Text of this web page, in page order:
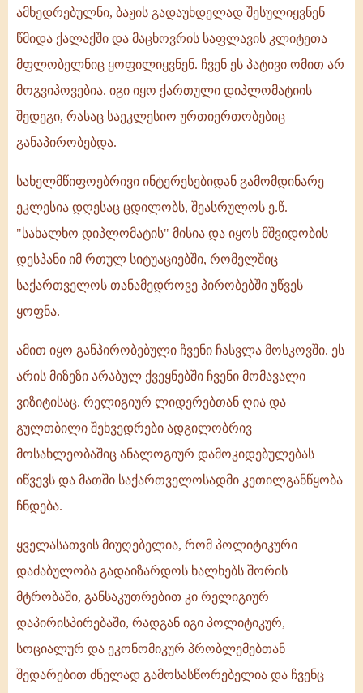
ამხედრებულნი, ბაჟის გადაუხდელად შესულიყვნენ
წმიდა ქალაქში და მაცხოვრის საფლავის კლიტეთა
მფლობელნიც ყოფილიყვნენ. ჩვენ ეს პატივი ომით არ
მოგვიპოვებია. იგი იყო ქართული დიპლომატიის
შედეგი, რასაც საეკლესიო ურთიერთობებიც
განაპირობებდა.
სახელმწიფოებრივი ინტერესებიდან გამომდინარე
ეკლესია დღესაც ცდილობს, შეასრულოს ე.წ.
"სახალხო დიპლომატის" მისია და იყოს მშვიდობის
დესპანი იმ რთულ სიტუაციებში, რომელშიც
საქართველოს თანამედროვე პირობებში უწვეს
ყოფნა.
ამით იყო განპირობებული ჩვენი ჩასვლა მოსკოვში. ეს
არის მიზეზი არაბულ ქვეყნებში ჩვენი მომავალი
ვიზიტისაც. რელიგიურ ლიდერებთან ღია და
გულთბილი შეხვედრები ადგილობრივ
მოსახლეობაშიც ანალოგიურ დამოკიდებულებას
იწვევს და მათში საქართველოსადმი კეთილგანწყობა
ჩნდება.
ყველასათვის მიუღებელია, რომ პოლიტიკური
დაძაბულობა გადაიზარდოს ხალხებს შორის
მტრობაში, განსაკუთრებით კი რელიგიურ
დაპირისპირებაში, რადგან იგი პოლიტიკურ,
სოციალურ და ეკონომიკურ პრობლემებთან
შედარებით ძნელად გამოსასწორებელია და ჩვენც